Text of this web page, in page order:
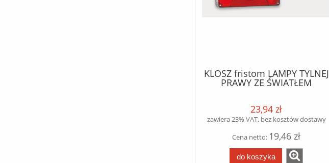
KLOSZ fristom LAMPY TYLNEJ
PRAWY ZE ŚWIATŁEM
23,94 zł
zawiera 23% VAT, bez kosztów dostawy
Cena netto: 19,46 zł
do koszyka